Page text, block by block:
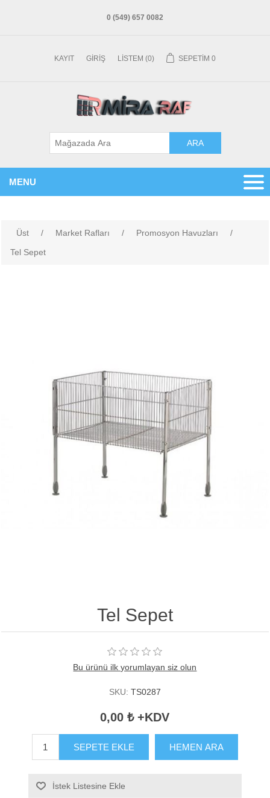
0 (549) 657 0082
KAYIT GIRIŞ LISTEM (0) SEPETIM 0
MENU
Üst / Market Rafları / Promosyon Havuzları
/
Tel Sepet
Tel Sepet
Bu ürünü ilk yorumlayan siz olun
SKU: TS0287
0,00 ₺ +KDV